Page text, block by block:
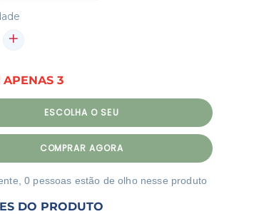
APENAS 3
ESCOLHA O SEU
COMPRAR AGORA
1 3pessoas estão de olho nesse produto
DO PRODUTO